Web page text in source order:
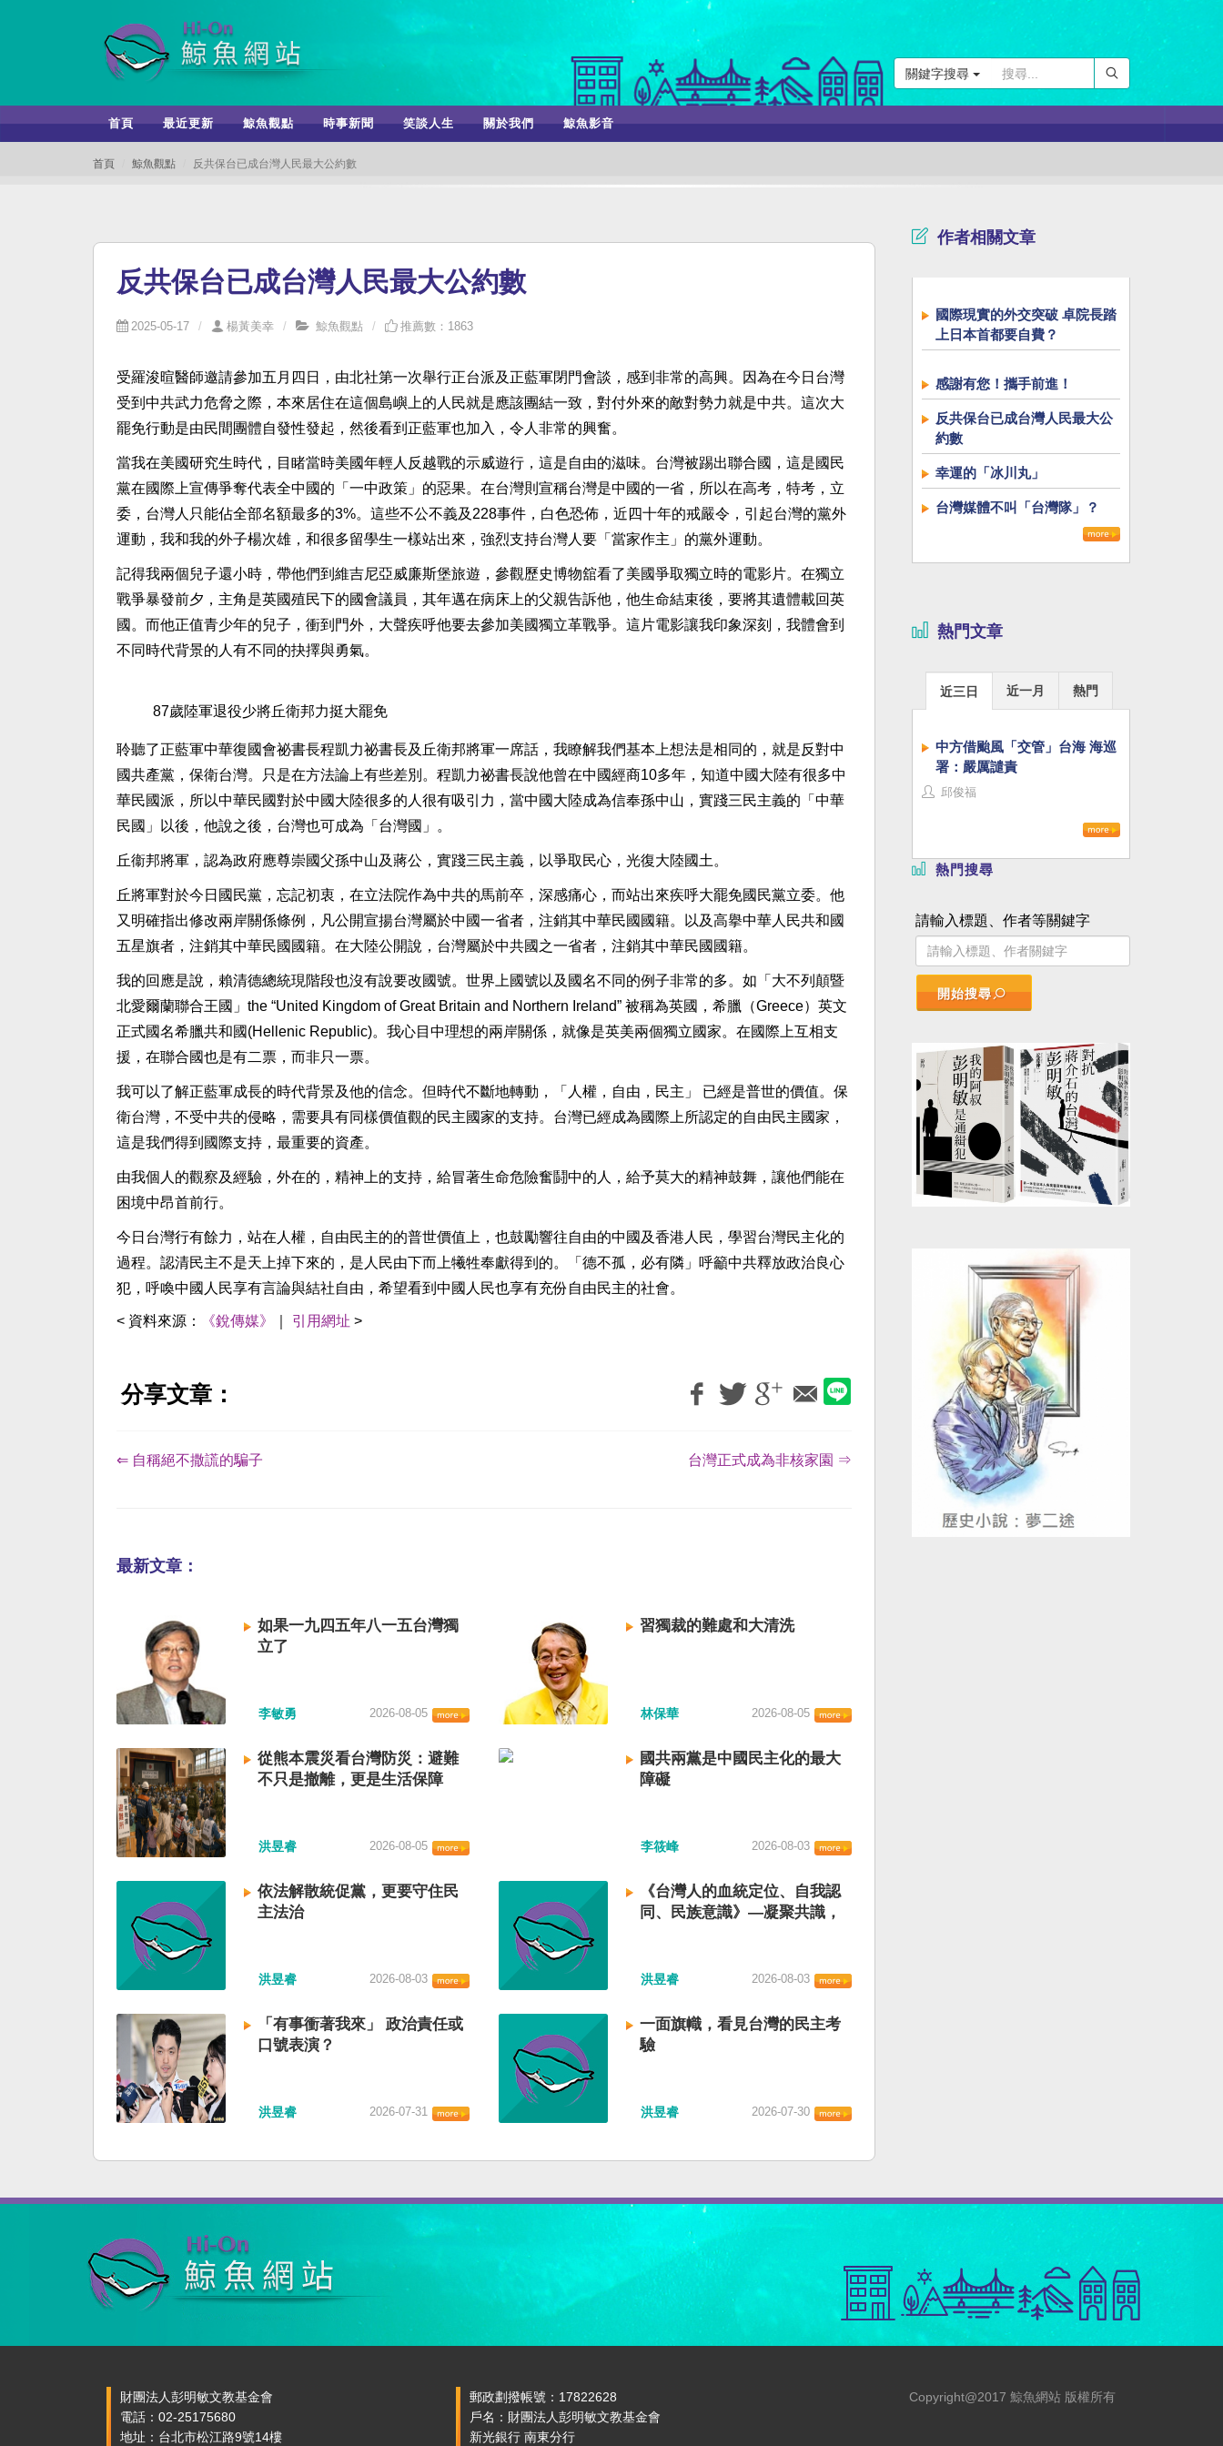
關鍵字搜尋
首頁 最近更新 鯨魚觀點 時事新聞 笑談人生 關於我們 鯨魚影音
首頁 鯨魚觀點 反共保台已成台灣人民最大公約數
反共保台已成台灣人民最大公約數
2025-05-17 楊黃美幸 鯨魚觀點 推薦數：1863
受羅浚暄醫師邀請參加五月四日，由北社第一次舉行正台派及正藍軍閉門會談，感到非常的高興。因為在今日台灣
受到中共武力危脅之際，本來居住在這個島嶼上的人民就是應該團結一致，對付外來的敵對勢力就是中共。這次大
罷免行動是由民間團體自發性發起，然後看到正藍軍也加入，令人非常的興奮。
當我在美國研究生時代，目睹當時美國年輕人反越戰的示威遊行，這是自由的滋味。台灣被踢出聯合國，這是國民
黨在國際上宣傳爭奪代表全中國的「一中政策」的惡果。在台灣則宣稱台灣是中國的一省，所以在高考，特考，立
委，台灣人只能佔全部名額最多的3%。這些不公不義及228事件，白色恐佈，近四十年的戒嚴令，引起台灣的黨外
運動，我和我的外子楊次雄，和很多留學生一樣站出來，強烈支持台灣人要「當家作主」的黨外運動。
記得我兩個兒子還小時，帶他們到維吉尼亞威廉斯堡旅遊，參觀歷史博物舘看了美國爭取獨立時的電影片。在獨立
戰爭暴發前夕，主角是英國殖民下的國會議員，其年邁在病床上的父親告訴他，他生命結束後，要將其遺體載回英
國。而他正值青少年的兒子，衝到門外，大聲疾呼他要去參加美國獨立革戰爭。這片電影讓我印象深刻，我體會到
不同時代背景的人有不同的抉擇與勇氣。
87歲陸軍退役少將丘衛邦力挺大罷免
聆聽了正藍軍中華復國會祕書長程凱力祕書長及丘衛邦將軍一席話，我瞭解我們基本上想法是相同的，就是反對中
國共產黨，保衛台灣。只是在方法論上有些差別。程凱力祕書長說他曾在中國經商10多年，知道中國大陸有很多中
華民國派，所以中華民國對於中國大陸很多的人很有吸引力，當中國大陸成為信奉孫中山，實踐三民主義的「中華
民國」以後，他說之後，台灣也可成為「台灣國」。
丘衞邦將軍，認為政府應尊崇國父孫中山及蔣公，實踐三民主義，以爭取民心，光復大陸國土。
丘將軍對於今日國民黨，忘記初衷，在立法院作為中共的馬前卒，深感痛心，而站出來疾呼大罷免國民黨立委。他
又明確指出修改兩岸關係條例，凡公開宣揚台灣屬於中國一省者，注銷其中華民國國籍。以及高擧中華人民共和國
五星旗者，注銷其中華民國國籍。在大陸公開說，台灣屬於中共國之一省者，注銷其中華民國國籍。
我的回應是說，賴清德總統現階段也沒有說要改國號。世界上國號以及國名不同的例子非常的多。如「大不列顛暨
北愛爾蘭聯合王國」the “United Kingdom of Great Britain and Northern Ireland” 被稱為英國，希臘（Greece）英文
正式國名希臘共和國(Hellenic Republic)。我心目中理想的兩岸關係，就像是英美兩個獨立國家。在國際上互相支
援，在聯合國也是有二票，而非只一票。
我可以了解正藍軍成長的時代背景及他的信念。但時代不斷地轉動，「人權，自由，民主」 已經是普世的價值。保
衛台灣，不受中共的侵略，需要具有同樣價值觀的民主國家的支持。台灣已經成為國際上所認定的自由民主國家，
這是我們得到國際支持，最重要的資產。
由我個人的觀察及經驗，外在的，精神上的支持，給冒著生命危險奮鬪中的人，給予莫大的精神鼓舞，讓他們能在
困境中昂首前行。
今日台灣行有餘力，站在人權，自由民主的的普世價值上，也鼓勵響往自由的中國及香港人民，學習台灣民主化的
過程。認清民主不是天上掉下來的，是人民由下而上犧牲奉獻得到的。「德不孤，必有隣」呼籲中共釋放政治良心
犯，呼喚中國人民享有言論與結社自由，希望看到中國人民也享有充份自由民主的社會。
< 資料來源： 《銳傳媒》 引用網址 >
分享文章：
⇐ 自稱絕不撒謊的騙子 台灣正式成為非核家園 ⇒
最新文章：
如果一九四五年八一五台灣獨
立了
李敏勇 2026-08-05
習獨裁的難處和大清洗
林保華 2026-08-05
從熊本震災看台灣防災：避難
不只是撤離，更是生活保障
洪昱睿 2026-08-05
國共兩黨是中國民主化的最大
障礙
李筱峰 2026-08-03
依法解散統促黨，更要守住民
主法治
洪昱睿 2026-08-03
《台灣人的血統定位、自我認
同、民族意識》—凝聚共識，
洪昱睿 2026-08-03
「有事衝著我來」 政治責任或
口號表演？
洪昱睿 2026-07-31
一面旗幟，看見台灣的民主考
驗
洪昱睿 2026-07-30
作者相關文章
國際現實的外交突破 卓院長踏
上日本首都要自費？
感謝有您！攜手前進！
反共保台已成台灣人民最大公
約數
幸運的「冰川丸」
台灣媒體不叫「台灣隊」？
熱門文章
近三日 近一月 熱門
中方借颱風「交管」台海 海巡
署：嚴厲譴責
邱俊福
熱門搜尋
請輸入標題、作者等關鍵字
開始搜尋
財團法人彭明敏文教基金會
電話：02-25175680
地址：台北市松江路9號14樓
郵政劃撥帳號：17822628
戶名：財團法人彭明敏文教基金會
新光銀行 南東分行
Copyright@2017 鯨魚網站 版權所有